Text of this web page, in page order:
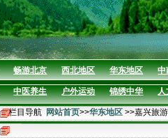
畅游北京 西北地区 华东地区 中
中医养生 户外运动 锦绣中华 人
栏目导航 网站首页>>华东地区 >>嘉兴旅